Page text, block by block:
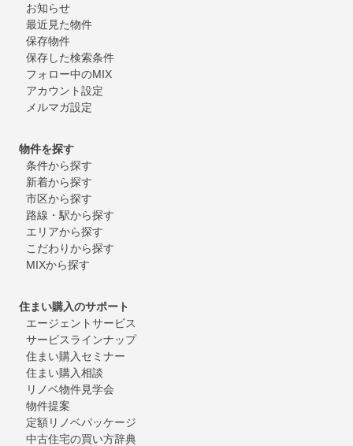
お知らせ
最近見た物件
保存物件
保存した検索条件
フォロー中のMIX
アカウント設定
メルマガ設定
物件を探す
条件から探す
新着から探す
市区から探す
路線・駅から探す
エリアから探す
こだわりから探す
MIXから探す
住まい購入のサポート
エージェントサービス
サービスラインナップ
住まい購入セミナー
住まい購入相談
リノベ物件見学会
物件提案
定額リノベパッケージ
中古住宅の買い方辞典